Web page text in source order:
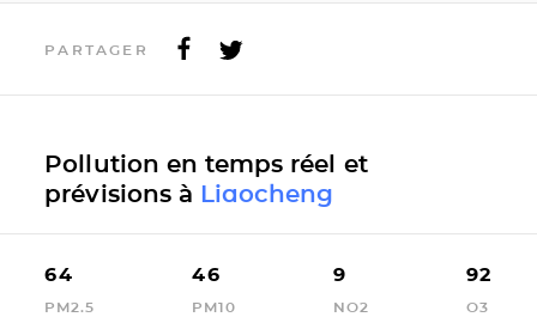
PARTAGER
Pollution en temps réel et
prévisions à Liaocheng
64
PM2.5
46
PM10
9
NO2
92
O3